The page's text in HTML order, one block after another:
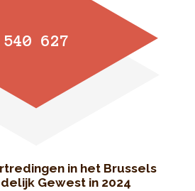
540 627
in het Brussels
Gewest in 2024